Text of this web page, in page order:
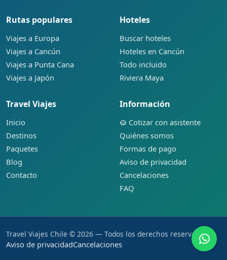
Rutas populares
Viajes a Europa
Viajes a Cancún
Viajes a Punta Cana
Viajes a Japón
Hoteles
Buscar hoteles
Hoteles en Cancún
Todo incluido
Riviera Maya
Travel Viajes
Inicio
Destinos
Paquetes
Blog
Contacto
Información
Cotizar con asistente
Quiénes somos
Formas de pago
Aviso de privacidad
Cancelaciones
FAQ
Travel Viajes Chile © 2026 — Todos los derechos reservados.
Aviso de privacidadCancelaciones